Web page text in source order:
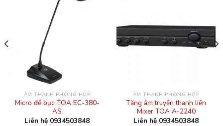
ÂM THANH PHÒNG HỌP
Micro để bục TOA EC-380-
AS
Liên hệ 0934503848
ÂM THANH PHÒNG HỌP
Tăng âm truyền thanh liền
Mixer TOA A-2240
Liên hệ 0934503848